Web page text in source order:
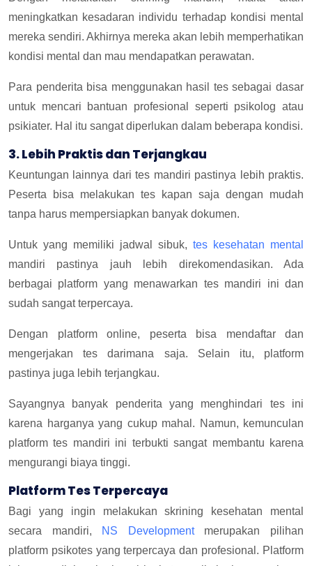
meningkatkan kesadaran individu terhadap kondisi mental
mereka sendiri. Akhirnya mereka akan lebih memperhatikan
kondisi mental dan mau mendapatkan perawatan.
Para penderita bisa menggunakan hasil tes sebagai dasar
untuk mencari bantuan profesional seperti psikolog atau
psikiater. Hal itu sangat diperlukan dalam beberapa kondisi.
3. Lebih Praktis dan Terjangkau
Keuntungan lainnya dari tes mandiri pastinya lebih praktis.
Peserta bisa melakukan tes kapan saja dengan mudah
tanpa harus mempersiapkan banyak dokumen.
Untuk yang memiliki jadwal sibuk, tes kesehatan mental
mandiri pastinya jauh lebih direkomendasikan. Ada
berbagai platform yang menawarkan tes mandiri ini dan
sudah sangat terpercaya.
Dengan platform online, peserta bisa mendaftar dan
mengerjakan tes darimana saja. Selain itu, platform
pastinya juga lebih terjangkau.
Sayangnya banyak penderita yang menghindari tes ini
karena harganya yang cukup mahal. Namun, kemunculan
platform tes mandiri ini terbukti sangat membantu karena
mengurangi biaya tinggi.
Platform Tes Terpercaya
Bagi yang ingin melakukan skrining kesehatan mental
secara mandiri,
NS Developmentmerupakan pilihan
platform psikotes yang terpercaya dan profesional. Platform